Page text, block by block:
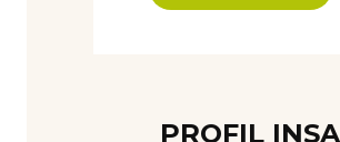
PROFIL